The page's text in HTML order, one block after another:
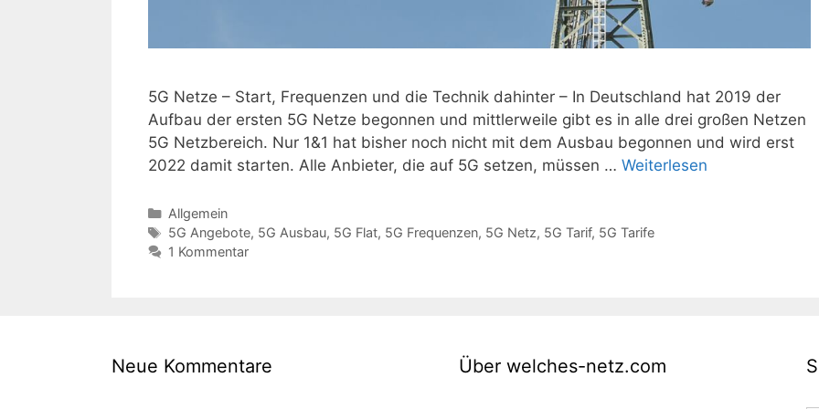
5G Netze – Start, Frequenzen und die Technik dahinter – In Deutschland hat 2019 der
Aufbau der ersten 5G Netze begonnen und mittlerweile gibt es in alle drei großen Netzen
5G Netzbereich. Nur 1&1 hat bisher noch nicht mit dem Ausbau begonnen und wird erst
2022 damit starten. Alle Anbieter, die auf 5G setzen, müssen … Weiterlesen
Kategorien
Allgemein
Schlagwörter
5G Angebote, 5G Ausbau, 5G Flat, 5G Frequenzen, 5G Netz, 5G Tarif, 5G Tarife
1 Kommentar
Neue Kommentare Über welches-netz.com